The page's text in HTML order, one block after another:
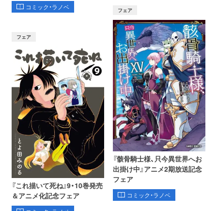
コミック・ラノベ
フェア
『これ描いて死ね』9・10巻発売
＆アニメ化記念フェア
フェア
『骸骨騎士様、只今異世界へお
出掛け中』アニメ2期放送記念
フェア
コミック・ラノベ